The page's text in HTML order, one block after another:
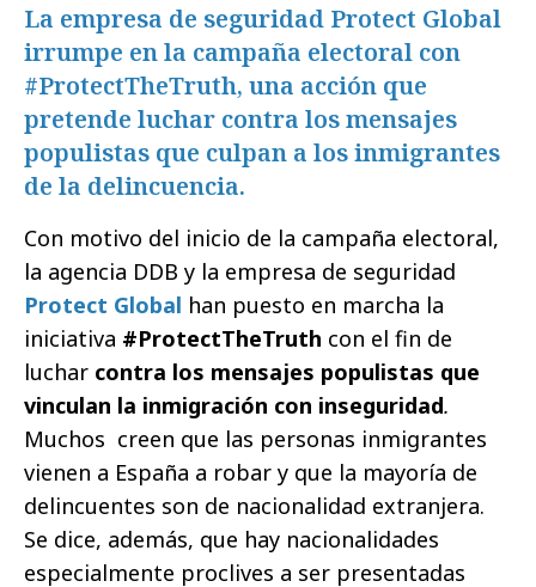
La empresa de seguridad Protect Global
irrumpe en la campaña electoral con
#ProtectTheTruth, una acción que
pretende luchar contra los mensajes
populistas que culpan a los inmigrantes
de la delincuencia.
Con motivo del inicio de la campaña electoral,
la agencia DDB y la empresa de seguridad
Protect Global han puesto en marcha la
iniciativa #ProtectTheTruth con el fin de
luchar contra los mensajes populistas que
vinculan la inmigración con inseguridad.
Muchos creen que las personas inmigrantes
vienen a España a robar y que la mayoría de
delincuentes son de nacionalidad extranjera.
Se dice, además, que hay nacionalidades
especialmente proclives a ser presentadas